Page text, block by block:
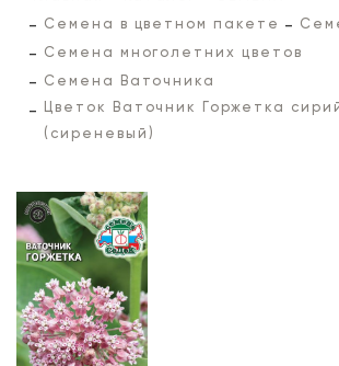
Семена в цветном пакете
Семена многолетних цветов
Семена Ваточника
Цветок Ваточник Горжетка
(сиреневый)